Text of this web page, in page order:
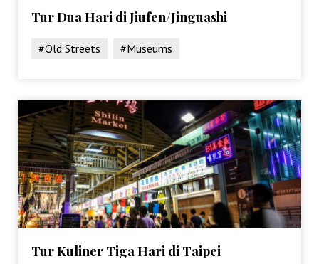
Tur Dua Hari di Jiufen/Jinguashi
#Old Streets #Museums
Tur Kuliner Tiga Hari di Taipei